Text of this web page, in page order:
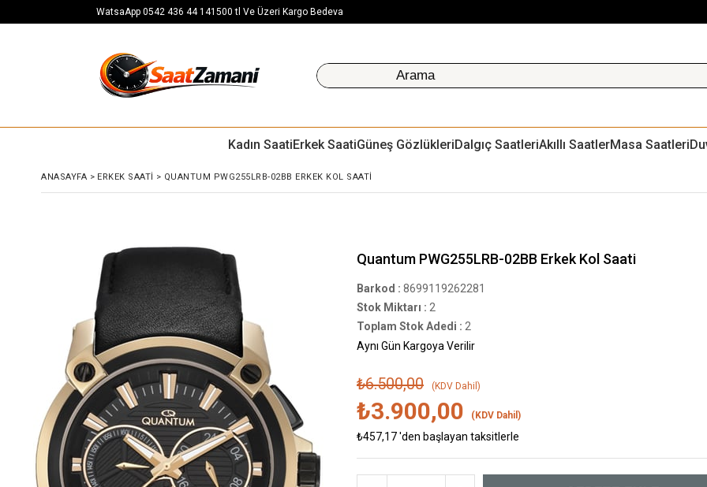
WatsaApp 0542 436 44 141500 tl Ve Üzeri Kargo Bedeva
Kadın SaatiErkek SaatiGüneş GözlükleriDalgıç SaatleriAkıllı SaatlerMasa Saatleri
ANASAYFA > ERKEK SAATI > QUANTUM PWG255LRB-02BB ERKEK KOL SAATI
Quantum PWG255LRB-02BB Erkek Kol Saati
Barkod : 8699119262281
Stok Miktarı : 2
Toplam Stok Adedi : 2
Aynı Gün Kargoya Verilir
₺6.500,00 (KDV Dahil)
₺3.900,00 (KDV Dahil)
₺457,17'den başlayan taksitlerle